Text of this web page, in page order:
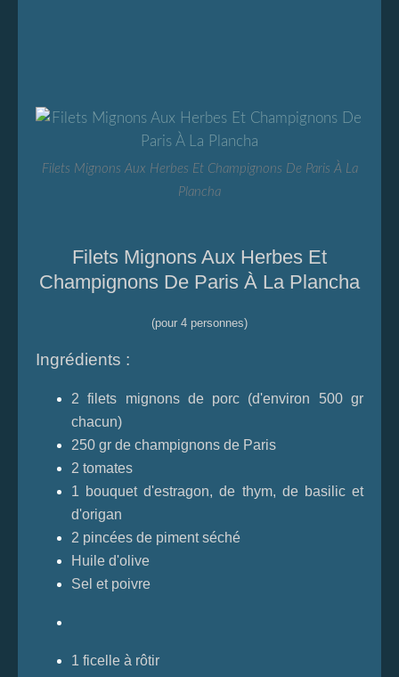
Filets Mignons Aux Herbes Et Champignons De Paris À La
Plancha
Filets Mignons Aux Herbes Et
Champignons De Paris À La Plancha
(pour 4 personnes)
Ingrédients :
2 filets mignons de porc (d'environ 500 gr
chacun)
250 gr de champignons de Paris
2 tomates
1 bouquet d'estragon, de thym, de basilic et
d'origan
2 pincées de piment séché
Huile d'olive
Sel et poivre
1 ficelle à rôtir